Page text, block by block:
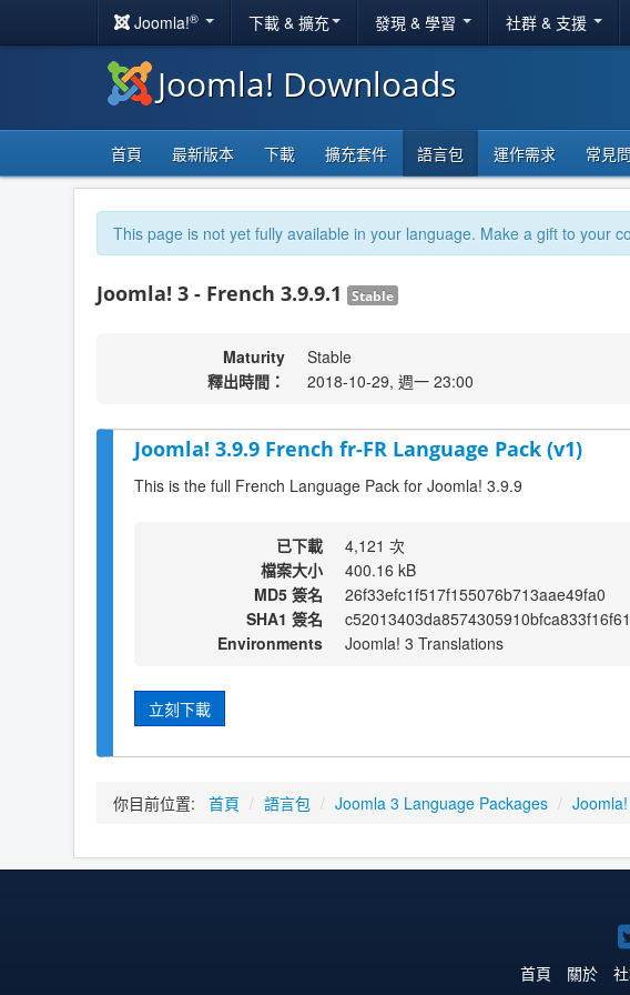
Joomla!® 下載 & 擴充 發現 & 學習 社群 & 支援
Joomla! Downloads
首頁 最新版本 下載 擴充套件 語言包 運作需求 常見
This page is not yet fully available in your language. Make a gift to your
Joomla! 3 - French 3.9.9.1 Stable
Maturity
Stable
釋出時間：
2018-10-29, 週一 23:00
Joomla! 3.9.9 French fr-FR Language Pack (v1)
This is the full French Language Pack for Joomla! 3.9.9
已下載
4,121 次
檔案大小
400.16 kB
MD5 簽名
26f33efc1f517f155076b713aae49fa0
SHA1 簽名
Environments
Joomla! 3 Translations
立刻下載
你目前位置: 首頁 / 語言包 / Joomla 3 Language Packages /
首頁 關於